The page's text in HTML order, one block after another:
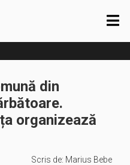
din
organizează
Scris de: Marius Bebe